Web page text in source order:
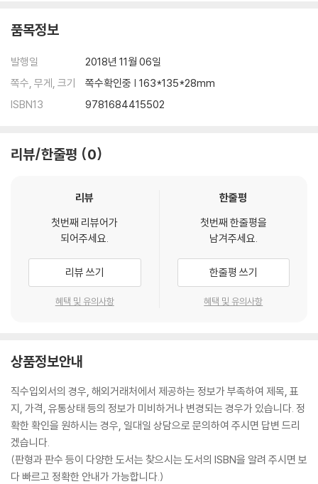
품목정보
발행일
2018년 11월 06일
쪽수, 무게, 크기
쪽수확인중 | 163*135*28mm
ISBN13
9781684415502
리뷰/한줄평 0
리뷰
첫번째 리뷰어가
되어주세요.
리뷰 쓰기
혜택 및 유의사항
한줄평
첫번째 한줄평을
남겨주세요.
한줄평 쓰기
혜택 및 유의사항
상품정보안내
직수입외서의 경우, 해외거래처에서 제공하는 정보가 부족하여 제목, 표
지, 가격, 유통상태 등의 정보가 미비하거나 변경되는 경우가 있습니다. 정
확한 확인을 원하시는 경우, 일대일 상담으로 문의하여 주시면 답변 드리
겠습니다.
(판형과 판수 등이 다양한 도서는 찾으시는 도서의 ISBN을 알려 주시면 보
다 빠르고 정확한 안내가 가능합니다.)